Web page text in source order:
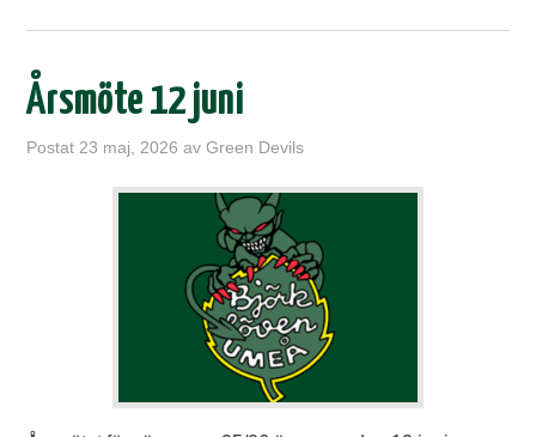
Årsmöte 12 juni
Postat 23 maj, 2026 avGreen Devils